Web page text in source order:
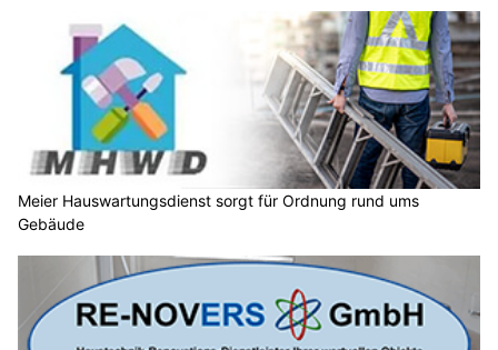
Meier Hauswartungsdienst sorgt für Ordnung rund ums
Gebäude